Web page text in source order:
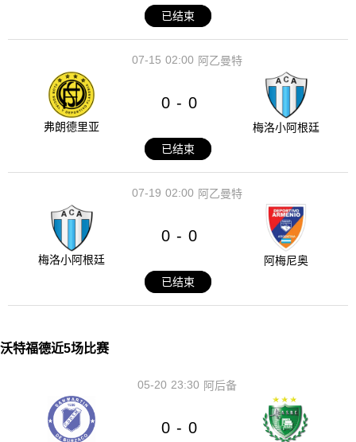
已结束
02:00
07-15 阿乙曼特
弗朗德里亚
0 - 0
梅洛小阿根廷
已结束
02:00
07-19 阿乙曼特
梅洛小阿根廷
0 - 0
阿梅尼奥
已结束
沃特福德近5场比赛
23:30
05-20 阿后备
0 - 0